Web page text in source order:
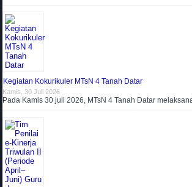
Kegiatan Kokurikuler MTsN 4 Tanah Datar
Kamis, 30 Juli 2026
Pada Kamis 30 juli 2026, MTsN 4 Tanah Datar